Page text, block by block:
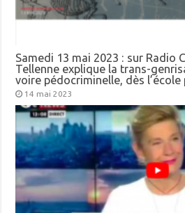
Samedi 13 mai 2023 : sur Radio
Tellenne explique la trans-
voire pédocriminelle, dès l’école
14 mai 2023